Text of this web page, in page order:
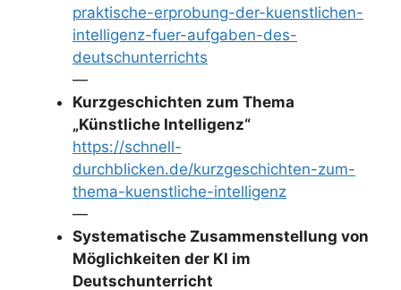
praktische-erprobung-der-kuenstlichen-
intelligenz-fuer-aufgaben-des-
deutschunterrichts
—
Kurzgeschichten zum Thema
„Künstliche Intelligenz“
https://schnell-
durchblicken.de/kurzgeschichten-zum-
thema-kuenstliche-intelligenz
—
Systematische Zusammenstellung von
Möglichkeiten der KI im
Deutschunterricht